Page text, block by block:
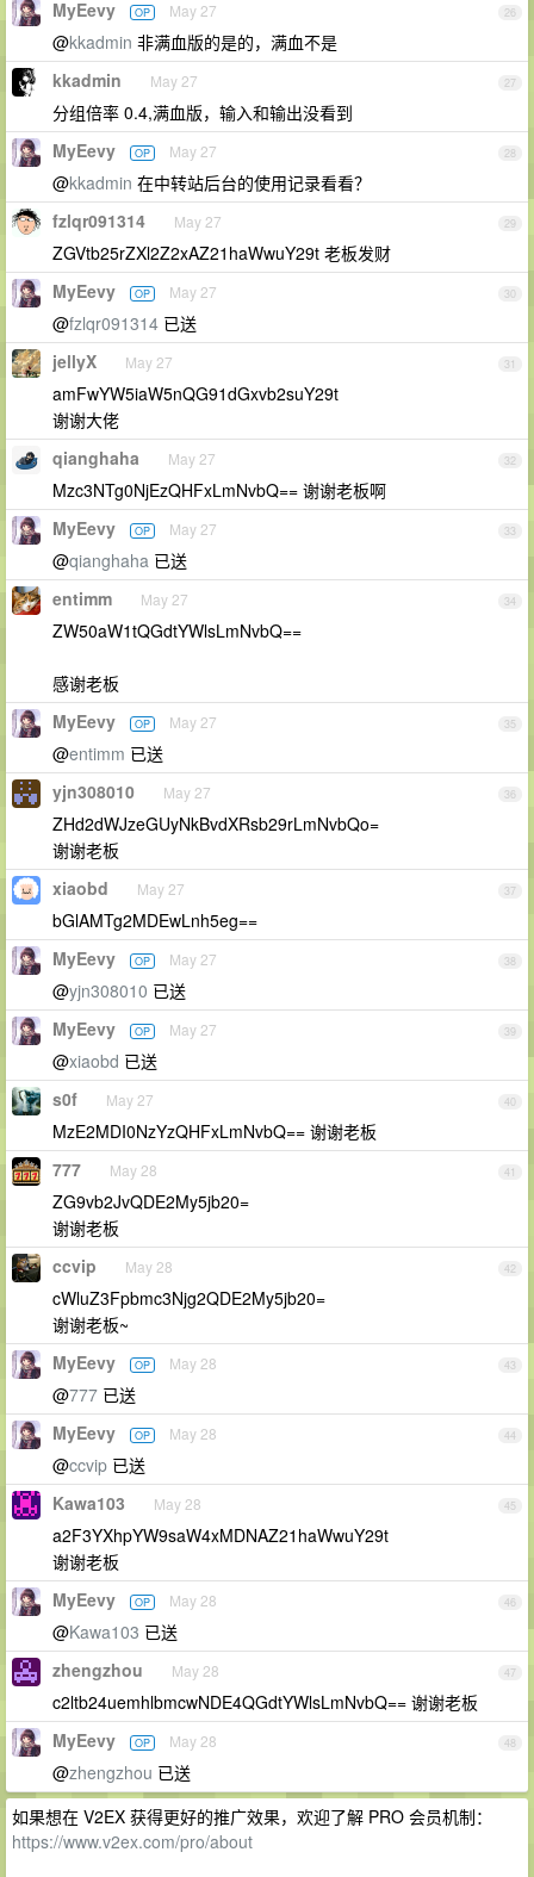
26
MyEevy OP May 27
@kkadmin 非满血版的是的，满血不是
27
kkadmin May 27
分组倍率 0.4,满血版，输入和输出没看到
28
MyEevy OP May 27
@kkadmin 在中转站后台的使用记录看看？
29
fzlqr091314 May 27
ZGVtb25rZXl2Z2xAZ21haWwuY29t 老板发财
30
MyEevy OP May 27
@fzlqr091314 已送
31
jellyX May 27
amFwYW5iaW5nQG91dGxvb2suY29t
谢谢大佬
32
qianghaha May 27
Mzc3NTg0NjEzQHFxLmNvbQ== 谢谢老板啊
33
MyEevy OP May 27
@qianghaha 已送
34
entimm May 27
ZW50aW1tQGdtYWlsLmNvbQ==
感谢老板
35
MyEevy OP May 27
@entimm 已送
36
yjn308010 May 27
ZHd2dWJzeGUyNkBvdXRsb29rLmNvbQo=
谢谢老板
37
xiaobd May 27
bGlAMTg2MDEwLnh5eg==
38
MyEevy OP May 27
@yjn308010 已送
39
MyEevy OP May 27
@xiaobd 已送
40
s0f May 27
MzE2MDI0NzYzQHFxLmNvbQ== 谢谢老板
41
777 May 28
ZG9vb2JvQDE2My5jb20=
谢谢老板
42
ccvip May 28
cWluZ3Fpbmc3Njg2QDE2My5jb20=
谢谢老板~
43
MyEevy OP May 28
@777 已送
44
MyEevy OP May 28
@ccvip 已送
45
Kawa103 May 28
a2F3YXhpYW9saW4xMDNAZ21haWwuY29t
谢谢老板
46
MyEevy OP May 28
@Kawa103 已送
47
zhengzhou May 28
c2ltb24uemhlbmcwNDE4QGdtYWlsLmNvbQ== 谢谢老板
48
MyEevy OP May 28
@zhengzhou 已送
如果想在 V2EX 获得更好的推广效果，欢迎了解 PRO 会员机制：
https://www.v2ex.com/pro/about